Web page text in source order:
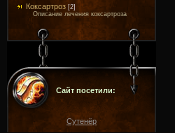
Коксартроз [2]
Описание лечения коксартроза
Сайт посетили:
Сутенёр